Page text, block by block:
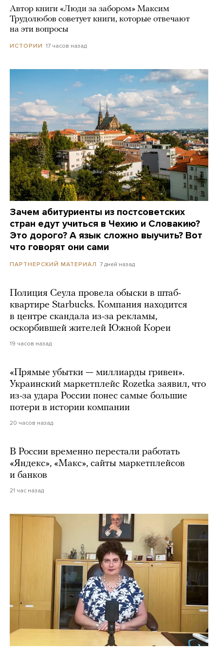
Автор книги «Люди за забором» Максим
Трудолюбов советует книги, которые отвечают
на эти вопросы
ИСТОРИИ 17 часов назад
Зачем абитуриенты из постсоветских
стран едут учиться в Чехию и Словакию?
Это дорого? А язык сложно выучить? Вот
что говорят они сами
ПАРТНЕРСКИЙ МАТЕРИАЛ 7 дней назад
Полиция Сеула провела обыски в штаб-
квартире Starbucks. Компания находится
в центре скандала из-за рекламы,
оскорбившей жителей Южной Кореи
19 часов назад
«Прямые убытки — миллиарды гривен».
Украинский маркетплейс Rozetka заявил, что
из-за удара России понес самые большие
потери в истории компании
20 часов назад
В России временно перестали работать
«Яндекс», «Макс», сайты маркетплейсов
и банков
21 час назад